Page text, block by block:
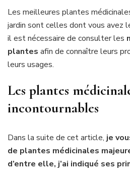
Les meilleures plantes
jardin sont celles dont vous avez
il est nécessaire de consulter les
plantes afin de connaître leurs
leurs usages.
Les plantes
incontournables
Dans la suite de cet article, je
de plantes médicinales
d’entre elle, j’ai indiqué ses